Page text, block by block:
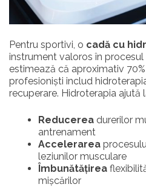
Pentru sportivi, o cadă cu
instrument valoros în
estimează că aproximativ
profesioniști includ
recuperare. Hidroterapia ajută
Reducerea durerilor
antrenament
Accelerarea
leziunilor musculare
Îmbunătățirea
mișcărilor